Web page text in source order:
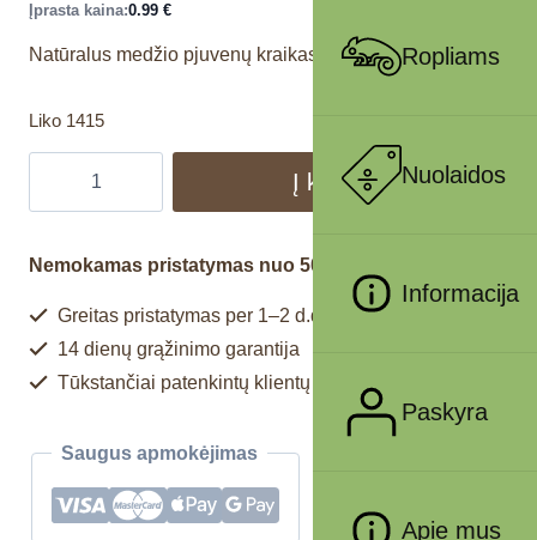
Ropliams
Nuolaidos
Informacija
Paskyra
Apie mus
Įprasta kaina:0.99 €
Natūralus medžio pjuvenų kraikas graužikams.
Liko 1415
Į krepšelį
Nemokamas pristatymas nuo 50€
Greitas pristatymas per 1–2 d.d.
14 dienų grąžinimo garantija
Tūkstančiai patenkintų klientų
Saugus apmokėjimas